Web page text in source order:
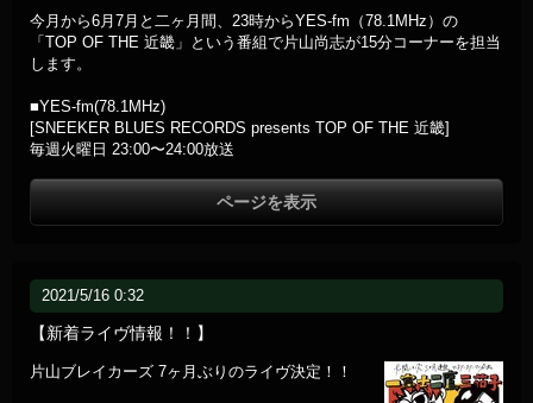
今月から6月7月と二ヶ月間、23時からYES-fm（78.1MHz）の
「TOP OF THE 近畿」という番組で片山尚志が15分コーナーを担当
します。
■YES-fm(78.1MHz)
[SNEEKER BLUES RECORDS presents TOP OF THE 近畿]
毎週火曜日 23:00〜24:00放送
ページを表示
2021/5/16 0:32
【新着ライヴ情報！！】
片山ブレイカーズ 7ヶ月ぶりのライヴ決定！！